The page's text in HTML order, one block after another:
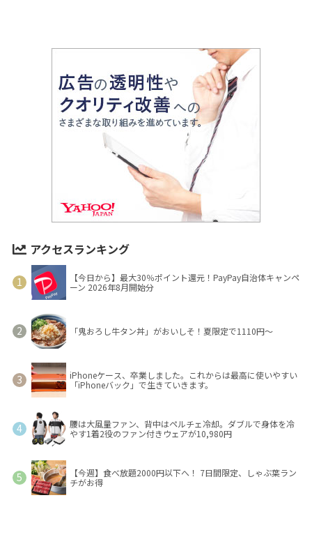
アクセスランキング
【今日から】最大30％ポイント還元！PayPay自治体キャンペ
ーン 2026年8月開始分
「鬼おろし牛タン丼」がおいしそ！夏限定で1110円～
iPhoneケース、卒業しました。これからは最高に使いやすい
「iPhoneバック」で生きていきます。
腰は大風量ファン、背中はペルチェ冷却。ダブルで身体を冷
やす1着2役のファン付きウェアが10,980円
【今週】食べ放題2000円以下へ！ 7日間限定、しゃぶ葉ラン
チがお得